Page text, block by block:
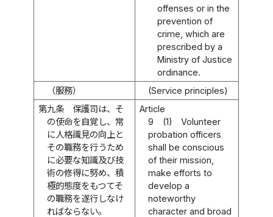
offenses or in the
prevention of
crime, which are
prescribed by a
Ministry of Justice
ordinance.
（服務）
(Service principles)
第九条
保護司は、そ
の使命を自覚し、常
に人格識見の向上と
その職務を行うため
に必要な知識及び技
術の修得に努め、積
極的態度をもつてそ
の職務を遂行しなけ
ればならない。
Article
9
(1)
Volunteer
probation officers
shall be conscious
of their mission,
make efforts to
develop a
noteworthy
character and broad